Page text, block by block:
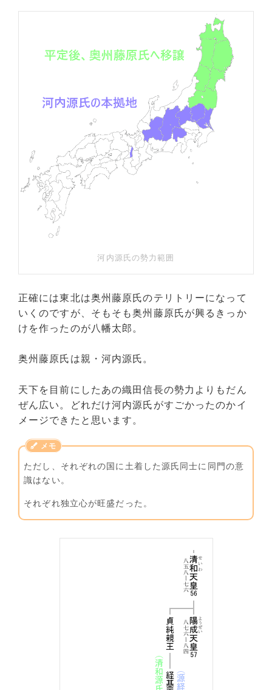
河内源氏の勢力範囲
正確には東北は奥州藤原氏のテリトリーになって
いくのですが、そもそも奥州藤原氏が興るきっか
けを作ったのが八幡太郎。
奥州藤原氏は親・河内源氏。
天下を目前にしたあの織田信長の勢力よりもだん
ぜん広い。どれだけ河内源氏がすごかったのかイ
メージできたと思います。
ただし、それぞれの国に土着した源氏同士に同門の意
識はない。
それぞれ独立心が旺盛だった。